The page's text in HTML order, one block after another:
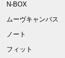
N-BOX
ムーヴキャンバス
ノート
フィット